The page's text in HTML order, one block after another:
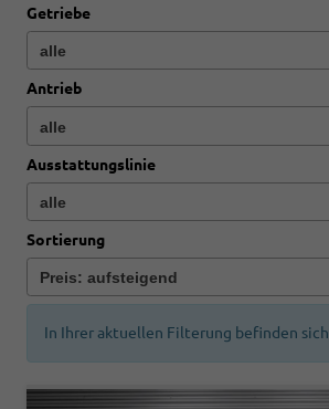
Getriebe
Antrieb
Ausstattungslinie
Sortierung
In Ihrer aktuellen Filterung befinden sich